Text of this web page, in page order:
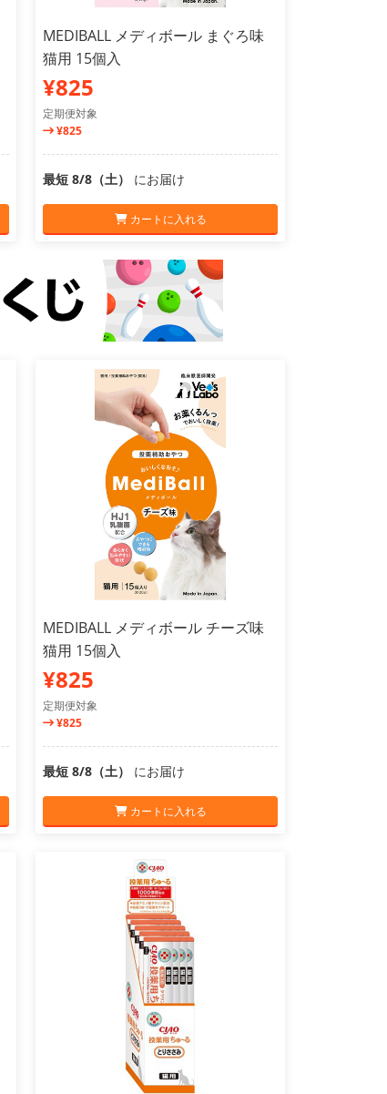
MEDIBALL メディボール まぐろ味
猫用 15個入
¥825
定期便対象
¥825
最短 8/8（土） にお届け
カートに入れる
MEDIBALL メディボール チーズ味
猫用 15個入
¥825
定期便対象
¥825
最短 8/8（土） にお届け
カートに入れる